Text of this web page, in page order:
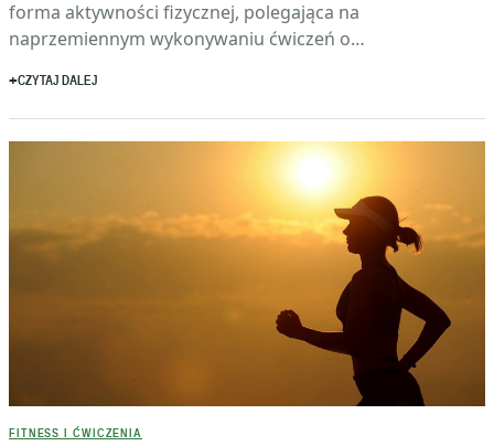
forma aktywności fizycznej, polegająca na
naprzemiennym wykonywaniu ćwiczeń o…
CZYTAJ DALEJ
FITNESS I ĆWICZENIA